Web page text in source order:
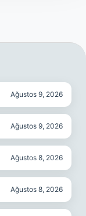
Ağustos 9, 2026
Ağustos 9, 2026
Ağustos 8, 2026
Ağustos 8, 2026